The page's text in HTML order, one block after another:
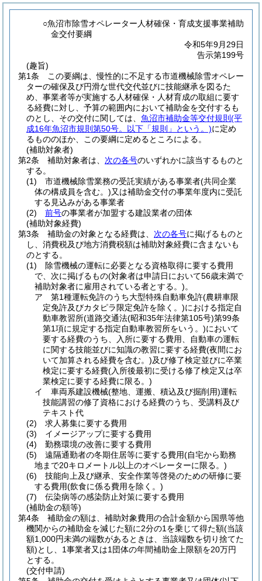
○魚沼市除雪オペレーター人材確保・育成支援事業補助
金交付要綱
令和5年9月29日
告示第199号
(趣旨)
第1条
この要綱は、慢性的に不足する市道機械除雪オペレー
ターの確保及び円滑な世代交代並びに技能継承を図るた
め、事業者等が実施する人材確保・人材育成の取組に要す
る経費に対し、予算の範囲内において補助金を交付するも
のとし、その交付に関しては、 魚沼市補助金等交付規則 (平
成16年魚沼市規則第50号。以下「規則」という。)に定め
るもののほか、この要綱に定めるところによる。
(補助対象者)
第2条
補助対象者は、 次の各号のいずれかに該当するものと
する。
(1)
市道機械除雪業務の受託実績がある事業者(共同企業
体の構成員を含む。)又は補助金交付の事業年度内に受託
する見込みがある事業者
(2)
前号の事業者が加盟する建設業者の団体
(補助対象経費)
第3条
補助金の対象となる経費は、 次の各号に掲げるものと
し、消費税及び地方消費税額は補助対象経費に含まないも
のとする。
(1)
除雪機械の運転に必要となる資格取得に要する費用
で、次に掲げるもの(対象者は申請日において56歳未満で
補助対象者に雇用されている者とする。)。
ア
第1種運転免許のうち大型特殊自動車免許(農耕車限
定免許及びカタピラ限定免許を除く。)における指定自
動車教習所(道路交通法(昭和35年法律第105号)第99条
第1項に規定する指定自動車教習所をいう。)において
要する経費のうち、入所に要する費用、自動車の運転
に関する技能並びに知識の教習に要する経費(夜間にお
いて加算される経費を含む。)及び修了検定並びに卒業
検定に要する経費(入所後最初に受ける修了検定又は卒
業検定に要する経費に限る。)
イ
車両系建設機械(整地、運搬、積込及び掘削用)運転
技能講習の修了資格における経費のうち、受講料及び
テキスト代
(2)
求人募集に要する費用
(3)
イメージアップに要する費用
(4)
勤務環境の改善に要する費用
(5)
遠隔通勤者の冬期住居等に要する費用(自宅から勤務
地まで20キロメートル以上のオペレーターに限る。)
(6)
技能向上及び継承、安全作業等啓発のための研修に要
する費用(飲食に係る費用を除く。)
(7)
伝染病等の感染防止対策に要する費用
(補助金の額等)
第4条
補助金の額は、補助対象費用の合計金額から国県等他
機関からの補助金を減じた額に2分の1を乗じて得た額(当該
額1,000円未満の端数があるときは、当該端数を切り捨てた
額)とし、1事業者又は1団体の年間補助金上限額を20万円
とする。
(交付申請)